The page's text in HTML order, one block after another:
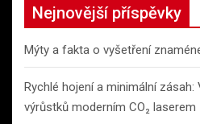
Nejnovější příspěvky
Mýty a fakta o vyšetření
Rychlé hojení a minimální
výrůstků moderním CO₂ laserem